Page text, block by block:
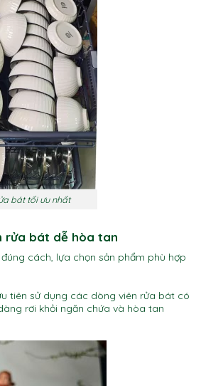
bát tối ưu nhất
rửa bát dễ hòa tan
cách, lựa chọn sản phẩm phù hợp
tiên sử dụng các dòng viên rửa bát có
rơi khỏi ngăn chứa và hòa tan